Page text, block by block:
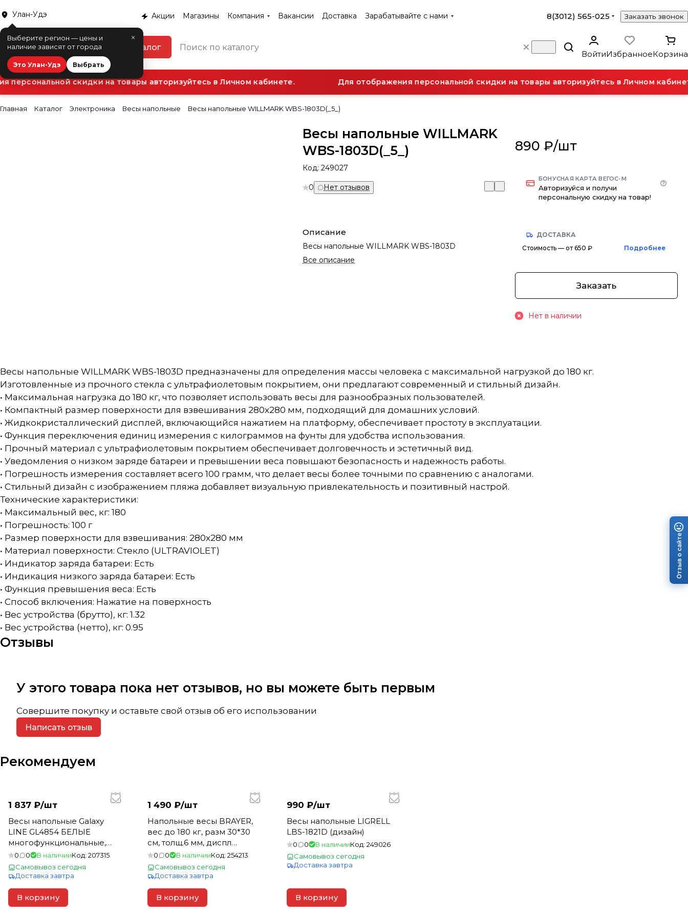
Улан-Удэ
×
Выберите регион — цены и
наличие зависят от города
Это Улан-Удэ Выбрать
Акции Магазины Компания Вакансии Доставка Зарабатывайте с нами 8(3012) 565-025 Заказать звонок
Каталог
ВойтиИзбранноеКорзина
скидки на товары авторизуйтесь в Личном кабинете. Для отображения персональной скидки на товары авторизуйтесь в Личном
Главная Каталог Электроника Весы напольные Весы напольные WILLMARK WBS-1803D(_5_)
Весы напольные WILLMARK
WBS-1803D(_5_)
Код:249027
0 Нет отзывов
Описание
Весы напольные WILLMARK WBS-1803D
Все описание
890 ₽/шт
БОНУСНАЯ КАРТА ВЕГОС-М
Авторизуйся и получи
персональную скидку на товар!
ДОСТАВКА
Стоимость — от 650 ₽
Подробнее
Заказать
Нет в наличии
Весы напольные WILLMARK WBS-1803D предназначены для определения массы человека с максимальной нагрузкой до 180 кг.
Изготовленные из прочного стекла с ультрафиолетовым покрытием, они предлагают современный и стильный дизайн.
• Максимальная нагрузка до 180 кг, что позволяет использовать весы для разнообразных пользователей.
• Компактный размер поверхности для взвешивания 280х280 мм, подходящий для домашних условий.
• Жидкокристаллический дисплей, включающийся нажатием на платформу, обеспечивает простоту в эксплуатации.
• Функция переключения единиц измерения с килограммов на фунты для удобства использования.
• Прочный материал с ультрафиолетовым покрытием обеспечивает долговечность и эстетичный вид.
• Уведомления о низком заряде батареи и превышении веса повышают безопасность и надежность работы.
• Погрешность измерения составляет всего 100 грамм, что делает весы более точными по сравнению с аналогами.
• Стильный дизайн с изображением пляжа добавляет визуальную привлекательность и позитивный настрой.
Технические характеристики:
• Максимальный вес, кг: 180
• Погрешность: 100 г
• Размер поверхности для взвешивания: 280х280 мм
• Материал поверхности: Стекло (ULTRAVIOLET)
• Индикатор заряда батареи: Есть
• Индикация низкого заряда батареи: Есть
• Функция превышения веса: Есть
• Способ включения: Нажатие на поверхность
• Вес устройства (брутто), кг: 1.32
• Вес устройства (нетто), кг: 0.95
Отзывы
У этого товара пока нет отзывов, но вы можете быть первым
Совершите покупку и оставьте свой отзыв об его использовании
Написать отзыв
Рекомендуем
1 837 ₽/шт
Весы напольные Galaxy
LINE GL4854 БЕЛЫЕ
многофункциональные,
электронные(_5_)
0 0 В наличииКод: 207315
Самовывоз сегодня
Доставка завтра
В корзину
1 490 ₽/шт
Напольные весы BRAYER,
вес до 180 кг, разм 30*30
см, толщ.6 мм, диспл
3732BR (5)
0 0 В наличииКод: 254213
Самовывоз сегодня
Доставка завтра
В корзину
990 ₽/шт
Весы напольные LIGRELL
LBS-1821D (дизайн)
0 0 В наличииКод: 249026
Самовывоз сегодня
Доставка завтра
В корзину
Отзыв о сайте